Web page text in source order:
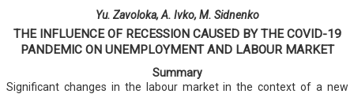
Yu. Zavoloka, A. Ivko, M. Sidnenko
THE INFLUENCE OF RECESSION CAUSED BY THE COVID-19
PANDEMIC ON UNEMPLOYMENT AND LABOUR MARKET
Summary
Significant changes in the labour market in the context of a new